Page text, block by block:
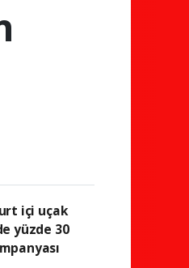
içi uçak
yüzde 30